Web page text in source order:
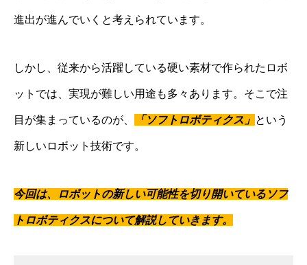
進出が進んでいくと考えられています。
しかし、従来から活躍している硬い素材で作られたロボ
ットでは、実現が難しい用途も多々あります。そこで注
目が集まっているのが、 「ソフトロボティクス」 という
新しいロボット技術です。
今回は、ロボットの新しい可能性を切り開いているソフ
トロボティクスについて解説していきます。